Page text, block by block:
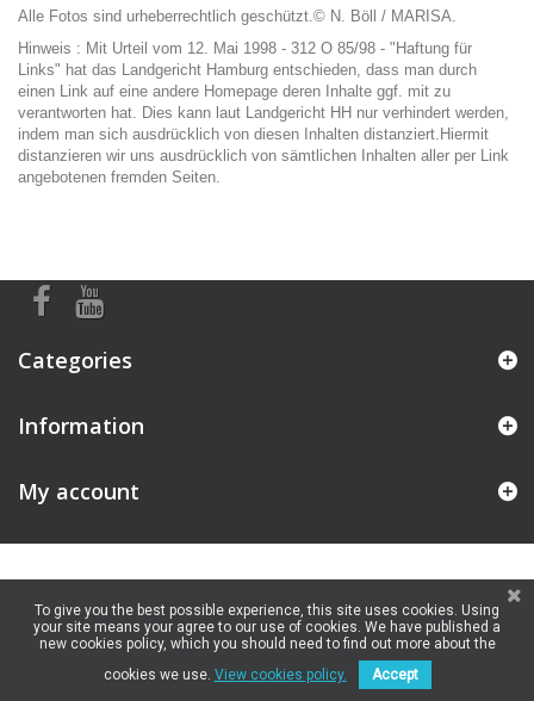
Alle Fotos sind urheberrechtlich geschützt.© N. Böll / MARISA.
Hinweis : Mit Urteil vom 12. Mai 1998 - 312 O 85/98 - "Haftung für
Links" hat das Landgericht Hamburg entschieden, dass man durch
einen Link auf eine andere Homepage deren Inhalte ggf. mit zu
verantworten hat. Dies kann laut Landgericht HH nur verhindert werden,
indem man sich ausdrücklich von diesen Inhalten distanziert.Hiermit
distanzieren wir uns ausdrücklich von sämtlichen Inhalten aller per Link
angebotenen fremden Seiten.
Categories
Information
My account
To give you the best possible experience, this site uses cookies. Using
your site means your agree to our use of cookies. We have published a
new cookies policy, which you should need to find out more about the
cookies we use. View cookies policy. Accept